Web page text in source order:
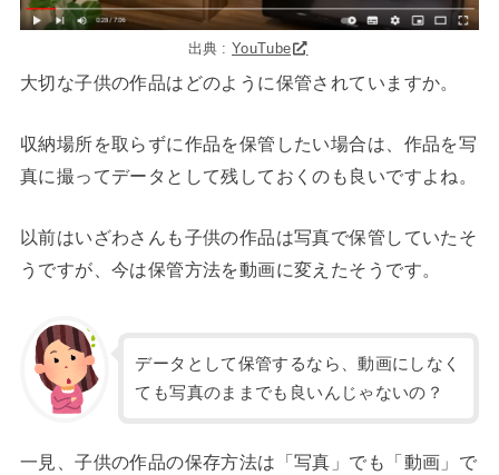
出典 :YouTube
大切な子供の作品はどのように保管されていますか。
収納場所を取らずに作品を保管したい場合は、作品を写
真に撮ってデータとして残しておくのも良いですよね。
以前はいざわさんも子供の作品は写真で保管していたそ
うですが、今は保管方法を動画に変えたそうです。
データとして保管するなら、動画にしなく
ても写真のままでも良いんじゃないの？
一見、子供の作品の保存方法は「写真」でも「動画」で